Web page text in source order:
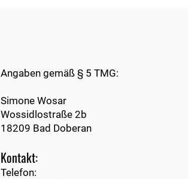
Angaben gemäß § 5 TMG:
Simone Wosar
Wossidlostraße 2b
18209 Bad Doberan
Kontakt:
Telefon: